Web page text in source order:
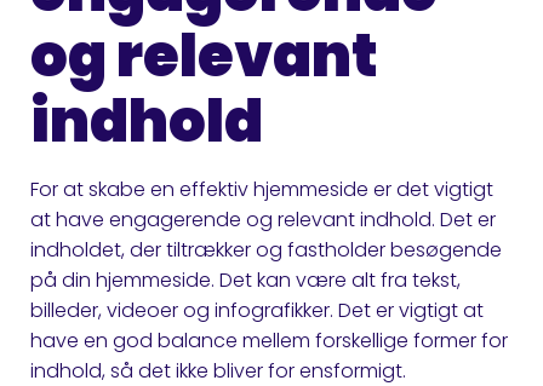
og relevant
indhold
For at skabe en effektiv hjemmeside er det vigtigt
at have engagerende og relevant indhold. Det er
indholdet, der tiltrækker og fastholder besøgende
på din hjemmeside. Det kan være alt fra tekst,
billeder, videoer og infografikker. Det er vigtigt at
have en god balance mellem forskellige former for
indhold, så det ikke bliver for ensformigt.